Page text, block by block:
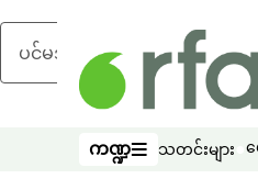
ပင်မအကြောင်းအရာသို့ ကျော်ရ
ကဏ္ဍ
ကဏ္ဍ သတင်းများ မ